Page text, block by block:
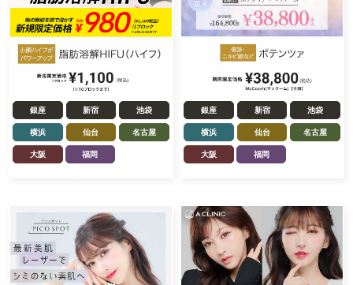
銀座 新宿 池袋
横浜 仙台 名古屋
大阪 福岡
銀座 新宿 池袋
横浜 仙台 名古屋
大阪 福岡